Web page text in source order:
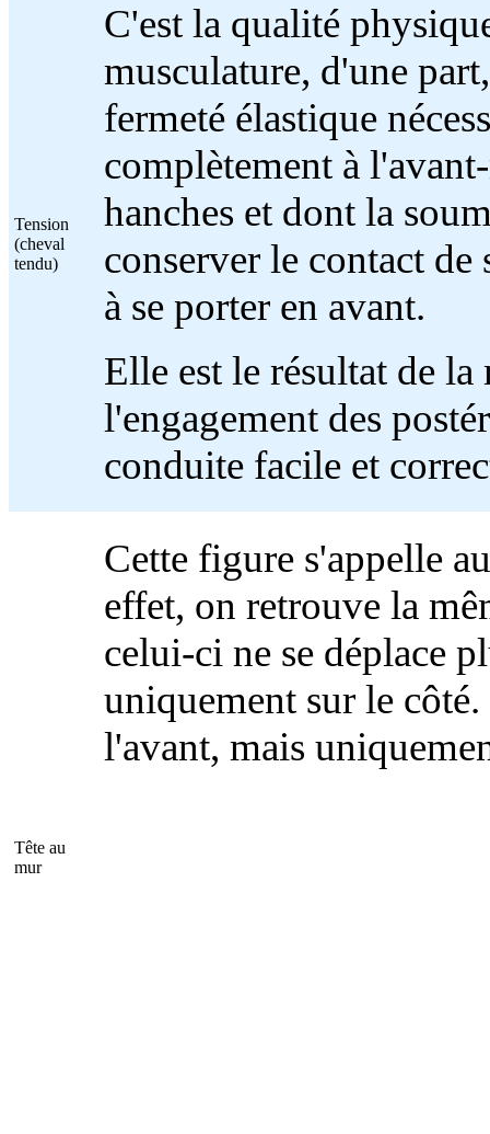
Tension
(cheval
tendu)
C'est la qualité
musculature, d'une
fermeté élastique
complètement à
hanches et dont la
conserver le contact
à se porter en avant.
Elle est le résultat de
l'engagement des
conduite facile et
Tête au
mur
Cette figure s'appelle
effet, on retrouve la
celui-ci ne se déplace
uniquement sur le
l'avant, mais